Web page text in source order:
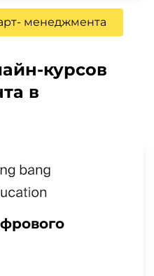
менеджмента
курсов
в